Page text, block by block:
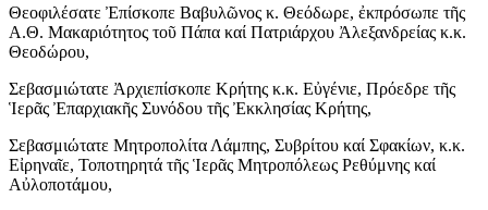
Θεοφιλέσατε Ἐπίσκοπε Βαβυλῶνος κ. Θεόδωρε, ἐκπρόσωπε τῆς
Α.Θ. Μακαριότητος τοῦ Πάπα καί Πατριάρχου Ἀλεξανδρείας κ.κ.
Θεοδώρου,
Σεβασμιώτατε Ἀρχιεπίσκοπε Κρήτης κ.κ. Εὐγένιε, Πρόεδρε τῆς
Ἱερᾶς Ἐπαρχιακῆς Συνόδου τῆς Ἐκκλησίας Κρήτης,
Σεβασμιώτατε Μητροπολίτα Λάμπης, Συβρίτου καί Σφακίων, κ.κ.
Εἰρηναῖε, Τοποτηρητά τῆς Ἱερᾶς Μητροπόλεως Ρεθύμνης καί
Αὐλοποτάμου,